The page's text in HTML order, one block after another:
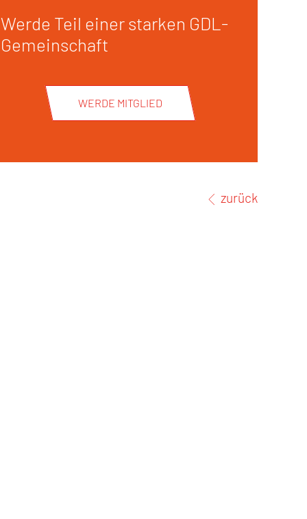
Werde Teil einer starken GDL-
Gemeinschaft
WERDE MITGLIED
zurück